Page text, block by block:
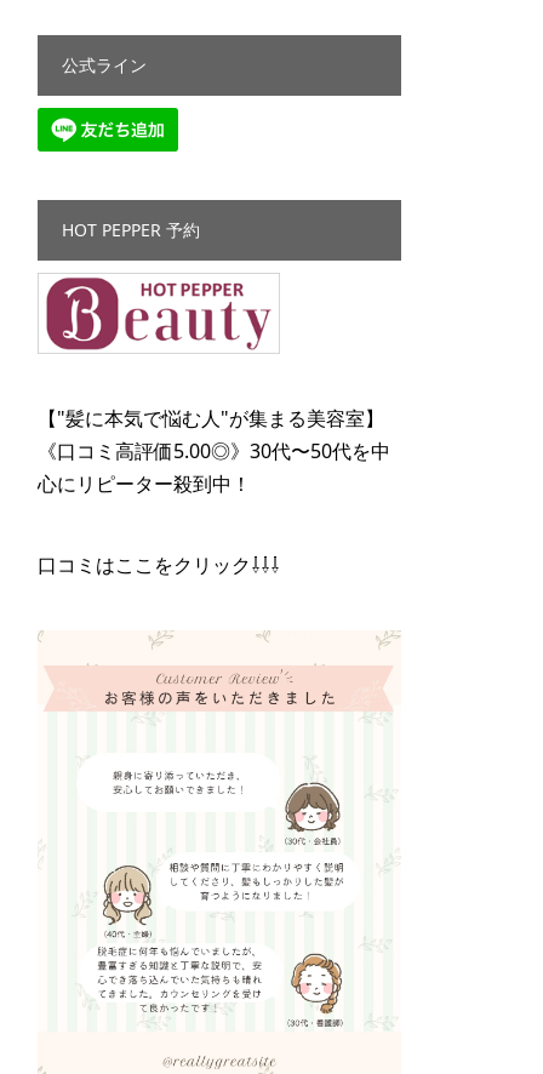
公式ライン
HOT PEPPER 予約
【"髪に本気で悩む人"が集まる美容室】
《口コミ高評価5.00◎》30代〜50代を中
心にリピーター殺到中！
口コミはここをクリック⇩⇩⇩